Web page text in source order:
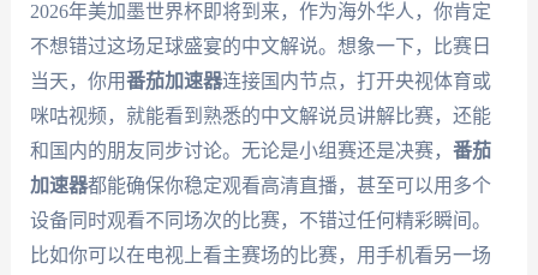
2026年美加墨世界杯即将到来，作为海外华人，你肯定
不想错过这场足球盛宴的中文解说。想象一下，比赛日
当天，你用番茄加速器连接国内节点，打开央视体育或
咪咕视频，就能看到熟悉的中文解说员讲解比赛，还能
和国内的朋友同步讨论。无论是小组赛还是决赛， 番茄
加速器都能确保你稳定观看高清直播，甚至可以用多个
设备同时观看不同场次的比赛，不错过任何精彩瞬间。
比如你可以在电视上看主赛场的比赛，用手机看另一场